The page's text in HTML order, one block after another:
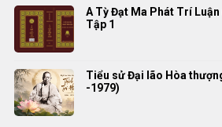
A Tỳ Đạt Ma Phát Trí
Tập 1
Tiểu sử Đại lão Hòa
-1979)